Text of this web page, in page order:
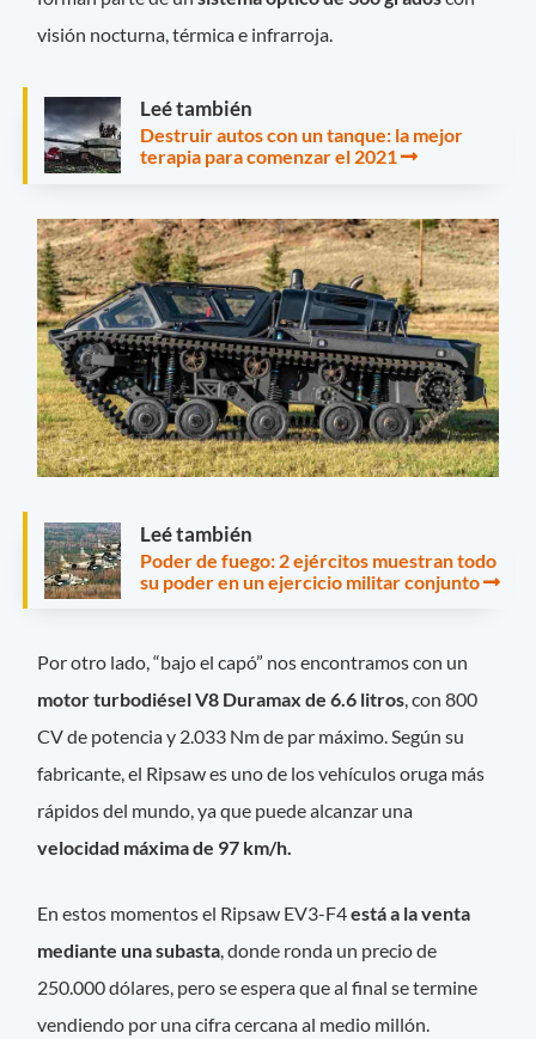
visión nocturna, térmica e infrarroja.
Leé también
Destruir autos con un tanque: la mejor
terapia para comenzar el 2021
Leé también
Poder de fuego: 2 ejércitos muestran todo
su poder en un ejercicio militar conjunto
Por otro lado, “bajo el capó” nos encontramos con un
motor turbodiésel V8 Duramax de 6.6 litros , con 800
CV de potencia y 2.033 Nm de par máximo. Según su
fabricante, el Ripsaw es uno de los vehículos oruga más
rápidos del mundo, ya que puede alcanzar una
velocidad máxima de 97 km/h.
En estos momentos el Ripsaw EV3-F4está a la venta
mediante una subasta, donde ronda un precio de
250.000 dólares, pero se espera que al final se termine
vendiendo por una cifra cercana al medio millón.